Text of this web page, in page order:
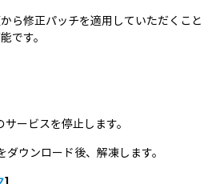
ら修正パッチを適用していただくこと
です。
ービスを停止します。
ウンロード後、解凍します。